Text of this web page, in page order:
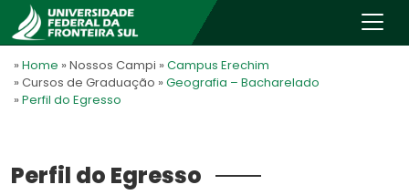
» Home » Nossos Campi » Campus Erechim
» Cursos de Graduação » Geografia – Bacharelado
» Perfil do Egresso
Perfil do Egresso